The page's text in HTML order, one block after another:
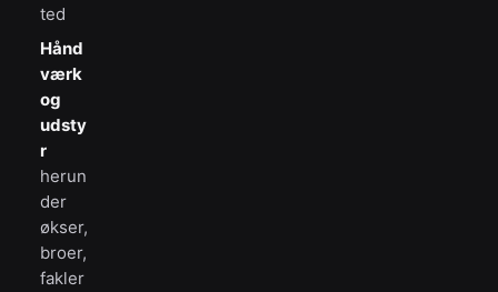
ted
Hånd
værk
og
udsty
r
herun
der
økser,
broer,
fakler